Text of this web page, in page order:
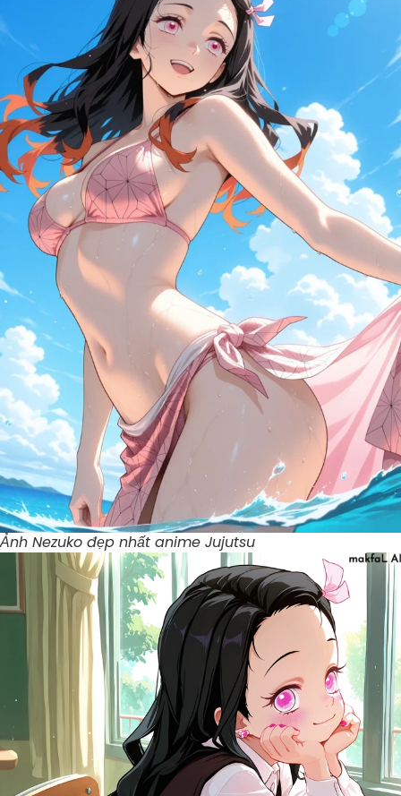
Ảnh Nezuko đẹp nhất anime Jujutsu